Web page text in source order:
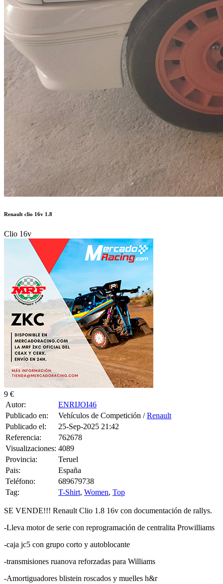
Autor:
Publicado en:
Vehículos de Competición /
Publicado el:
25-Sep-2025 21:42
Referencia:
762678
Visualizaciones:
4089
Provincia:
Teruel
Pais:
España
Teléfono:
689679738
Tag:
T-Shirt,Women
SE VENDE!!! Renault Clio 1.8 16v con documentación de rallys.
-Lleva motor de serie con reprogramación de centralita Prowilliams
-caja jc5 con grupo corto y autoblocante
-transmisiones ruanova reforzadas para Williams
-Amortiguadores blistein roscados y muelles h&r